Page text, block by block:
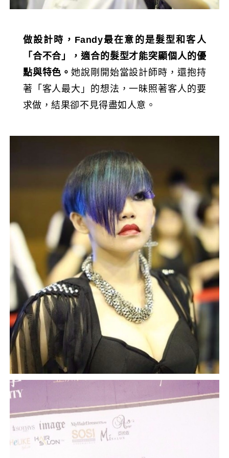
做設計時，Fandy最在意的是髮型和客人
「合不合」，適合的髮型才能突顯個人的優
點與特色。她說剛開始當設計師時，還抱持
著「客人最大」的想法，一昧照著客人的要
求做，結果卻不見得盡如人意。